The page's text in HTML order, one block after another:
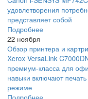
удовлетворения
представляет собой
Подробнее
22 ноября
Обзор принтера и
Xerox VersaLink
премиум-класса для
навыки включают
режиме
Подробнее